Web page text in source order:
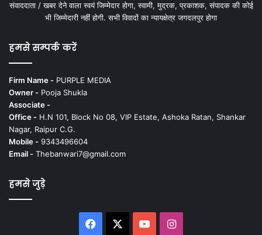
संवाददाता / खबर देने वाला स्वयं जिम्मेदार होगा, स्वामी, मुद्रक, प्रकाशक, संपादक की कोई
भी जिम्मेदारी नहीं होगी. सभी विवादों का न्यायक्षेत्र जगदलपुर होगा
हमसे सम्पर्क करें
Firm Name - PURPLE MEDIA
Owner - Pooja Shukla
Associate -
Office - H.N 101, Block No 08, VIP Estate, Ashoka Ratan, Shankar
Nagar, Raipur C.G.
Mobile - 9343496604
Email - Thebanwari7@gmail.com
हमसे जुड़े
Facebook YouTubeInstagram